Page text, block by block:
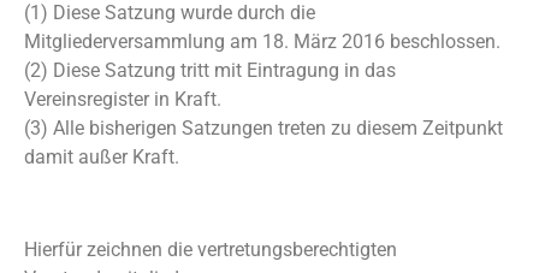
(1) Diese Satzung wurde durch die
Mitgliederversammlung am 18. März 2016 beschlossen.
(2) Diese Satzung tritt mit Eintragung in das
Vereinsregister in Kraft.
(3) Alle bisherigen Satzungen treten zu diesem Zeitpunkt
damit außer Kraft.
Hierfür zeichnen die vertretungsberechtigten